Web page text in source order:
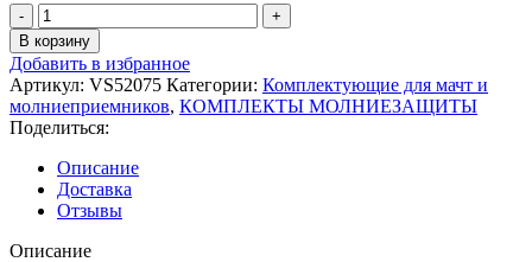
Количество
товара
VS52075
Бетонное
основание
для
молниеприемника
(2-
3
м)
В корзину
Добавить в избранное
Артикул: VS52075 Категории: Комплектующие для мачт и
молниеприемников, КОМПЛЕКТЫ МОЛНИЕЗАЩИТЫ
Поделиться:
Описание
Доставка
Отзывы
Описание